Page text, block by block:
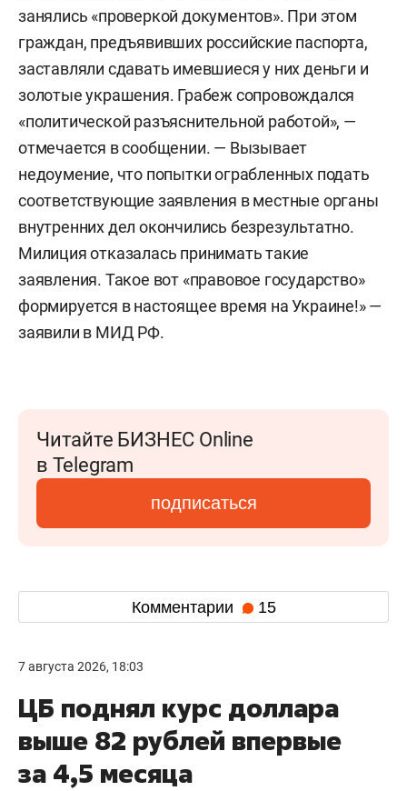
занялись «проверкой документов». При этом
граждан, предъявивших российские паспорта,
заставляли сдавать имевшиеся у них деньги и
золотые украшения. Грабеж сопровождался
«политической разъяснительной работой», —
отмечается в сообщении. — Вызывает
недоумение, что попытки ограбленных подать
соответствующие заявления в местные органы
внутренних дел окончились безрезультатно.
Милиция отказалась принимать такие
заявления. Такое вот «правовое государство»
формируется в настоящее время на Украине!» —
заявили в МИД РФ.
Читайте БИЗНЕС Online
в Telegram
подписаться
Комментарии 15
7 августа 2026, 18:03
ЦБ поднял курс доллара
выше 82 рублей впервые
за 4,5 месяца